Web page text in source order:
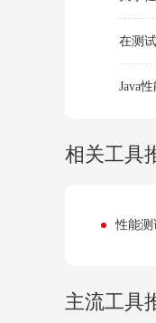
在测
Java
相关工具
性能
主流工具